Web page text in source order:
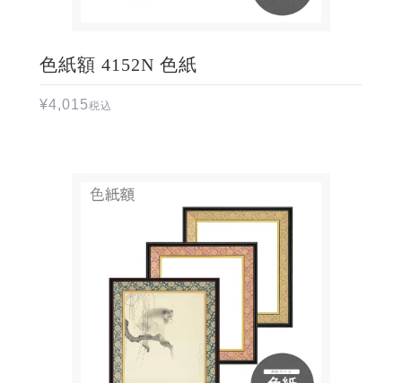
色紙額 4152N 色紙
¥4,015税込